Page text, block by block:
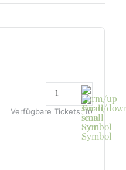
Verfügbare Tickets:10